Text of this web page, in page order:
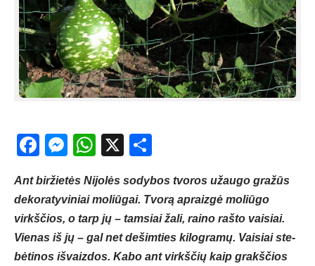
Facebook
Messenger
WhatsApp
X
Ant bir­žie­tės Ni­jo­lės so­dy­bos tvo­ros užau­go gra­žūs
de­ko­ra­ty­vi­niai mo­liū­gai. Tvo­rą ap­raiz­gė mo­liū­go
virkš­čios, o tarp jų – tam­siai ža­li, rai­no raš­to vai­siai.
Vie­nas iš jų – gal net de­šim­ties ki­log­ra­mų. Vai­siai ste­
bė­ti­nos iš­vaiz­dos. Ka­bo ant virkš­čių kaip grakš­čios